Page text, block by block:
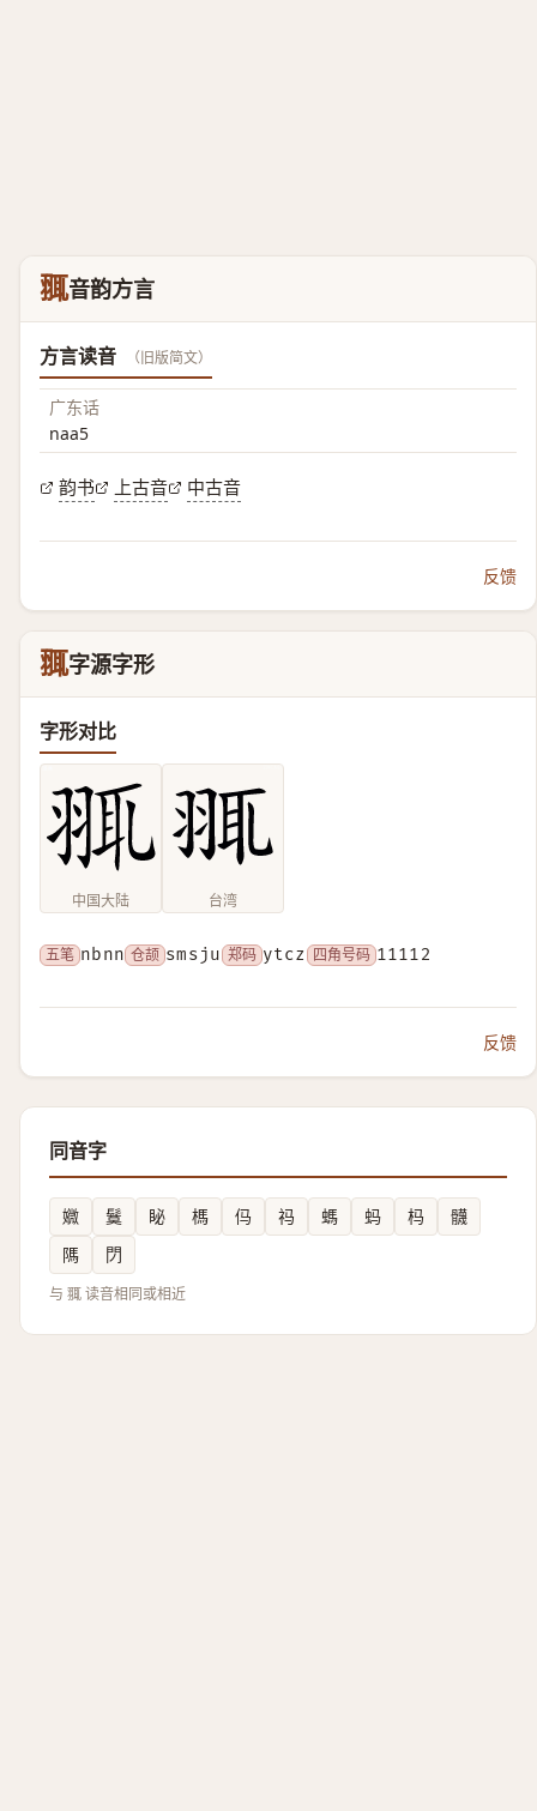
䎎音韵方言
方言读音 （旧版简文）
广东话
naa5
韵书 上古音 中古音
反馈
䎎字源字形
字形对比
中国大陆 台湾
五笔 nbnn 仓颉 smsju 郑码 ytcz 四角号码 11112
反馈
同音字
㜫 鬕 䀣 榪 㐷 祃 螞 蚂 杩
䯦
䧞
閁
与 䎎 读音相同或相近